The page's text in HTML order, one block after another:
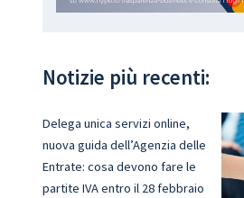
Notizie più recenti:
Delega unica servizi online,
nuova guida dell’Agenzia delle
Entrate: cosa devono fare le
partite IVA entro il 28 febbraio